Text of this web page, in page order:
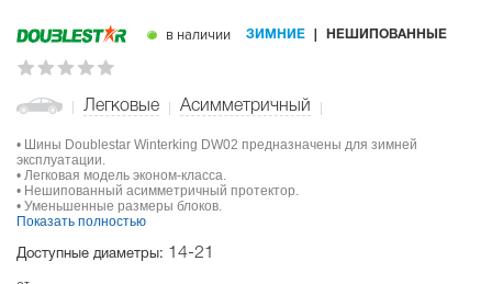
в наличии ЗИМНИЕ НЕШИПОВАННЫЕ
Легковые Асимметричный
• Шины Doublestar Winterking DW02 предназначены для зимней
эксплуатации.
• Легковая модель эконом-класса.
• Нешипованный асимметричный протектор.
• Уменьшенные размеры блоков.
Показать полностью
Доступные диаметры: 14-21